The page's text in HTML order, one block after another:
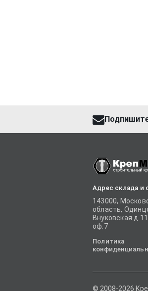
Адрес склада и
143000,
область,
Внуковская
оф.7
Политика
© 2008-2026